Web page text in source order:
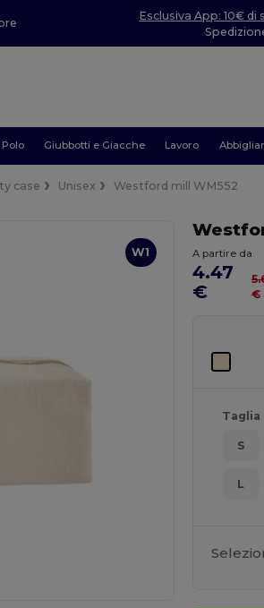
Esclusiva App: 10€
Polo Giubbotti e Giacche Lavoro
case Unisex Westford mill WM552
W1 A partire da
4.47
€
€
Taglia
S
L